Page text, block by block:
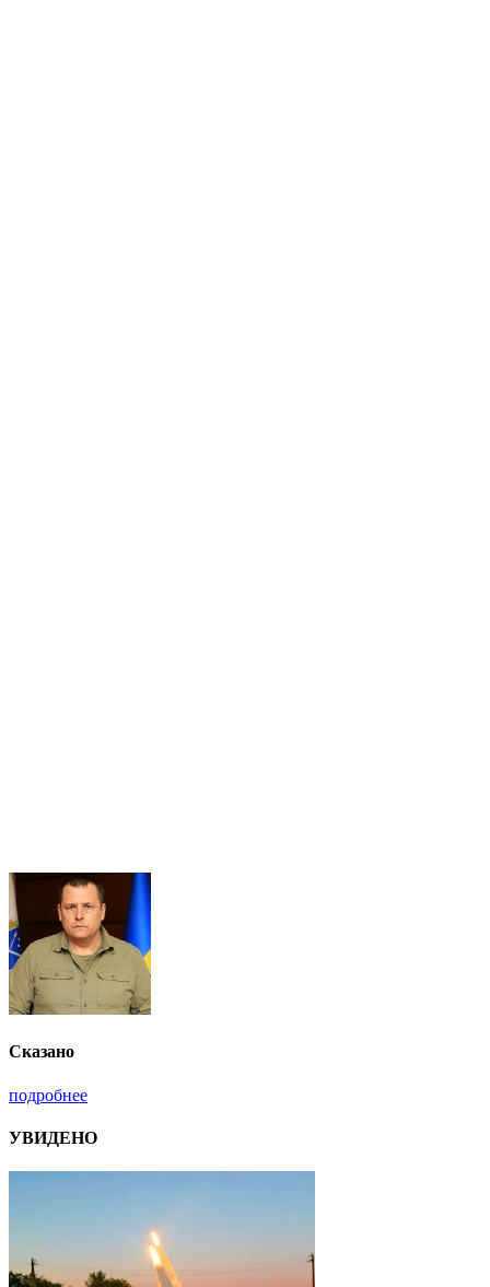
Сказано
подробнее
УВИДЕНО